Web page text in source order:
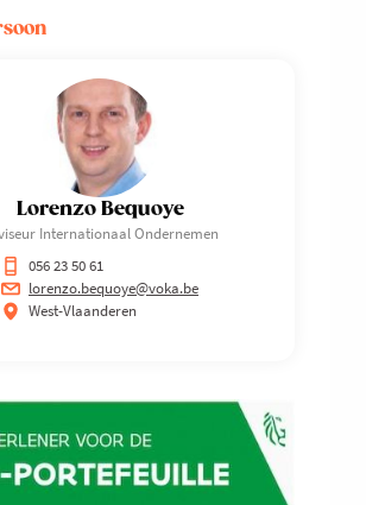
Lorenzo Bequoye
Internationaal Ondernemen
056 23 50 61
lorenzo.bequoye@voka.be
West-Vlaanderen